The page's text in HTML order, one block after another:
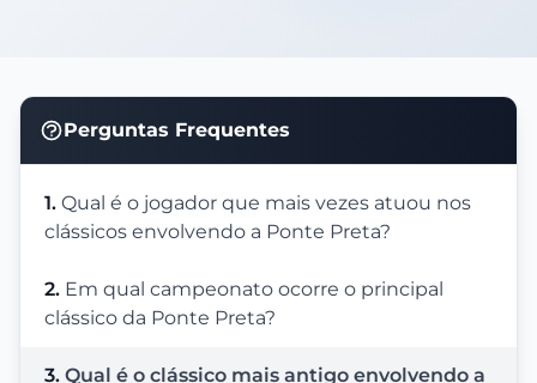
Perguntas Frequentes
1. Qual é o jogador que mais vezes atuou nos
clássicos envolvendo a Ponte Preta?
2. Em qual campeonato ocorre o principal
clássico da Ponte Preta?
3. Qual é o clássico mais antigo envolvendo a